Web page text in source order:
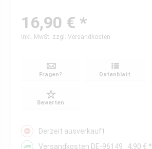
16,90 € *
inkl. MwSt. zzgl. Versandkosten
Fragen? Datenblatt
Bewerten
Derzeit ausverkauft
Versandkosten DE-96149 : 4,90 € *